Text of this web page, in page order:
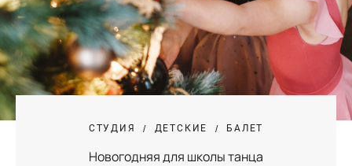
СТУДИЯ ДЕТСКИЕ БАЛЕТ
Новогодняя для школы танца